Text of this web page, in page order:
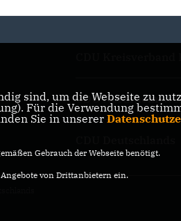
CDU Nordrhein-
sind, um die Webseite zu
Für die Verwendung
Sie in unserer
Gebrauch der Webseite benötigt.
von Drittanbietern ein.